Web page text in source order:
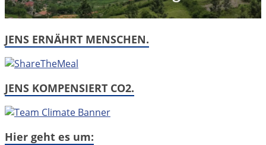
JENS ERNÄHRT MENSCHEN.
JENS KOMPENSIERT CO2.
Hier geht es um: